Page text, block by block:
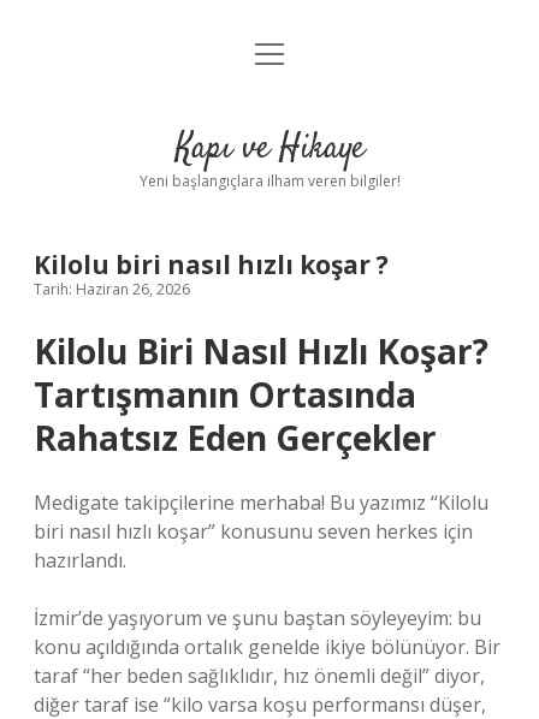
Anasayfa
Yasal Uyarı
menüyü
Kapı ve Hikaye
Yeni başlangıçlara ilham veren bilgiler!
Kilolu biri nasıl hızlı koşar ?
Tarih: Haziran 26, 2026
Kilolu Biri Nasıl Hızlı Koşar?
Tartışmanın Ortasında
Rahatsız Eden Gerçekler
Medigate takipçilerine merhaba! Bu yazımız “Kilolu
biri nasıl hızlı koşar” konusunu seven herkes için
hazırlandı.
İzmir’de yaşıyorum ve şunu baştan söyleyeyim: bu
konu açıldığında ortalık genelde ikiye bölünüyor. Bir
taraf “her beden sağlıklıdır, hız önemli değil” diyor,
diğer taraf ise “kilo varsa koşu performansı düşer,